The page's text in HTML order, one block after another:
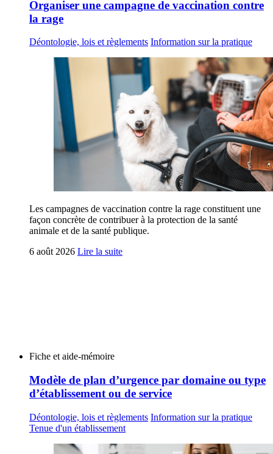
Organiser une campagne de vaccination contre
la rage
Déontologie, lois et règlements Information sur la pratique
Les campagnes de vaccination contre la rage constituent une
façon concrète de contribuer à la protection de la santé
animale et de la santé publique.
6 août 2026 Lire la suite
Fiche et aide-mémoire
Modèle de plan d’urgence par domaine ou type
d’établissement ou de service
Déontologie, lois et règlements Information sur la pratique
Tenue d'un établissement